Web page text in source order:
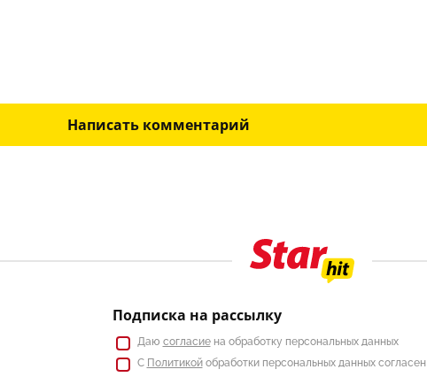
Написать комментарий
Подписка на рассылку
Даю согласиена обработку персональных данных
С Политикойобработки персональных данных согласен